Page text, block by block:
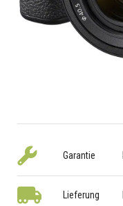
Garantie
Lieferung